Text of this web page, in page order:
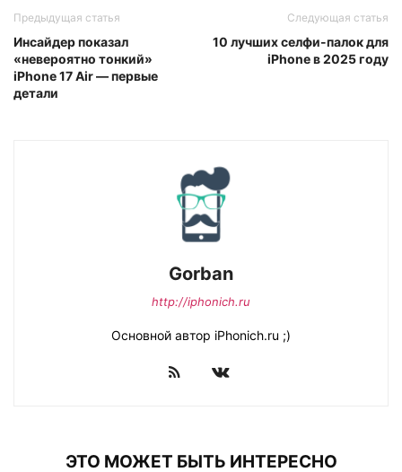
Предыдущая статья
Инсайдер показал
«невероятно тонкий»
iPhone 17 Air — первые
детали
Следующая статья
10 лучших селфи-палок для
iPhone в 2025 году
Gorban
http://iphonich.ru
Основной автор iPhonich.ru ;)
ЭТО МОЖЕТ БЫТЬ ИНТЕРЕСНО